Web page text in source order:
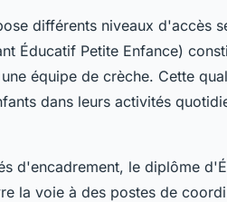
différents niveaux d'accès
Éducatif Petite Enfance)
équipe de crèche. Cette
dans leurs activités
d'encadrement, le diplôme
la voie à des postes de